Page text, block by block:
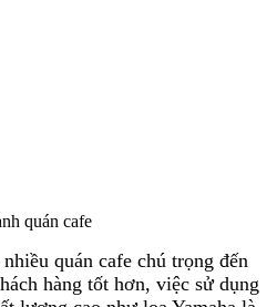
quán cafe
quán cafe chú trọng đến
hàng tốt hơn, việc sử dụng